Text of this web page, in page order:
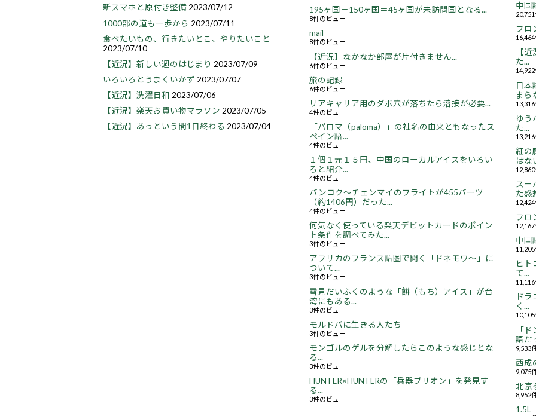
新スマホと原付き整備2023/07/12
1000部の道も一歩から 2023/07/11
食べたいもの、行きたいとこ、やりたいこと
2023/07/10
【近況】新しい週のはじまり 2023/07/09
いろいろとうまくいかず 2023/07/07
【近況】洗濯日和 2023/07/06
【近況】楽天お買い物マラソン 2023/07/05
【近況】あっという間1日終わる 2023/07/04
195ヶ国－150ヶ国＝45ヶ国が未訪問国となる...
8件のビュー
mail
8件のビュー
【近況】なかなか部屋が片付きません...
6件のビュー
旅の記録
6件のビュー
リアキャリア用のダボ穴が落ちたら溶接が必要...
4件のビュー
「パロマ（paloma）」の社名の由来ともなったス
ペイン語...
4件のビュー
１個１元１５円、中国のローカルアイスをいろい
ろと紹介...
4件のビュー
バンコク～チェンマイのフライトが455バーツ
（約1406円）だった...
4件のビュー
何気なく使っている楽天デビットカードのポイン
ト条件を調べてみた...
3件のビュー
アフリカのフランス語圏で聞く「ドネモワ～」に
ついて...
3件のビュー
雪見だいふくのような「餅（もち）アイス」が台
湾にもある...
3件のビュー
モルドバに生きる人たち
3件のビュー
モンゴルのゲルを分解したらこのような感じとな
る...
3件のビュー
HUNTER×HUNTERの「兵器ブリオン」を発見す
る...
3件のビュー
中国
フロ
【
た...
日本
まら
ゆう
た...
紅の
はな
スー
た感
フロ
中国
ヒト
て...
ド
く...
「
語だ
9,533
西成
9,075
北京
8,952
1.5L